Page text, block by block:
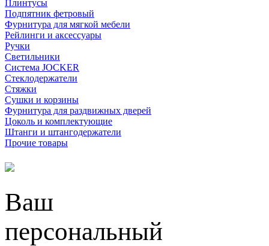
Плинтусы
Подпятник фетровый
Фурнитура для мягкой мебели
Рейлинги и аксессуары
Ручки
Светильники
Система JOCKER
Стеклодержатели
Стяжки
Сушки и корзины
Фурнитура для раздвижных дверей
Цоколь и комплектующие
Штанги и штангодержатели
Прочие товары
Ваш
персональный